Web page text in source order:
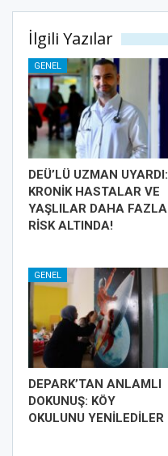
İlgili Yazılar
GENEL
DEÜ’LÜ UZMAN UYARDI:
KRONİK HASTALAR VE
YAŞLILAR DAHA FAZLA
RİSK ALTINDA!
GENEL
DEPARK’TAN ANLAMLI
DOKUNUŞ: KÖY
OKULUNU YENİLEDİLER